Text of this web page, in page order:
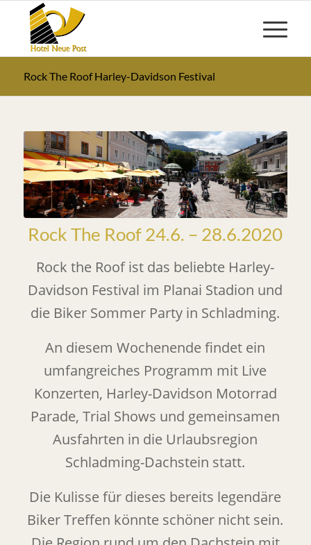
Rock The Roof Harley-Davidson Festival
Rock The Roof 24.6. – 28.6.2020
Rock the Roof ist das beliebte Harley-
Davidson Festival im Planai Stadion und
die Biker Sommer Party in Schladming.
An diesem Wochenende findet ein
umfangreiches Programm mit Live
Konzerten, Harley-Davidson Motorrad
Parade, Trial Shows und gemeinsamen
Ausfahrten in die Urlaubsregion
Schladming-Dachstein statt.
Die Kulisse für dieses bereits legendäre
Biker Treffen könnte schöner nicht sein.